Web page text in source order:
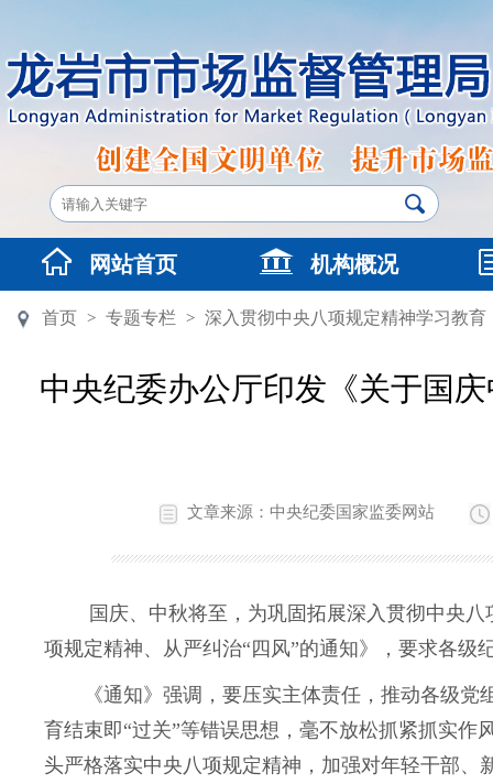
网站首页 机构概况
首页 > 专题专栏 > 深入贯彻中央八项规定精神学习教育
中央纪委办公厅印发《关于国
文章来源：中央纪委国家监委网站
国庆、中秋将至，为巩固拓展深入贯彻中央八
项规定精神、从严纠治“四风”的通知》，要求各级
《通知》强调，要压实主体责任，推动各级党
育结束即“过关”等错误思想，毫不放松抓紧抓实
头严格落实中央八项规定精神，加强对年轻干部